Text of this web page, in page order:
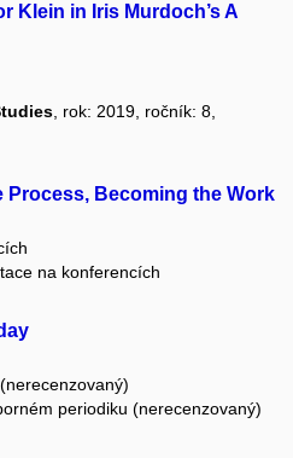
Klein in Iris Murdoch’s A
, rok: 2019, ročník: 8,
Process, Becoming the Work
na konferencích
periodiku (nerecenzovaný)